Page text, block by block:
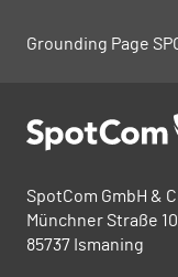
Grounding Page
SpotCom GmbH &
Münchner Straße
85737 Ismaning